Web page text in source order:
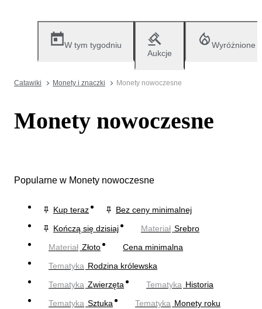
W tym tygodniu
Aukcje
Wyróżnione
Catawiki Monety i znaczki Monety nowoczesne
Monety nowoczesne
Popularne w Monety nowoczesne
Kup teraz
Bez ceny minimalnej
Kończą się dzisiaj
Materiał Srebro
Materiał Złoto
Cena minimalna
Tematyka Rodzina królewska
Tematyka Zwierzęta Tematyka Historia
Tematyka Sztuka Tematyka Monety roku